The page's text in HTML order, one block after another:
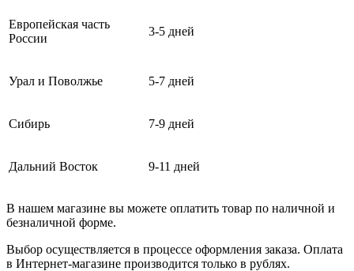
Европейская часть
России
3-5 дней
Урал и Поволжье 5-7 дней
Сибирь 7-9 дней
Дальний Восток 9-11 дней
В нашем магазине вы можете оплатить товар по наличной и
безналичной форме.
Выбор осуществляется в процессе оформления заказа. Оплата
в Интернет-магазине производится только в рублях.